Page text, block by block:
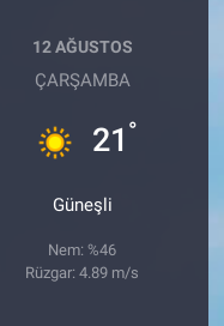
12 AĞUSTOS
ÇARŞAMBA
21 °
Güneşli
Nem: %46
Rüzgar: 4.89 m/s